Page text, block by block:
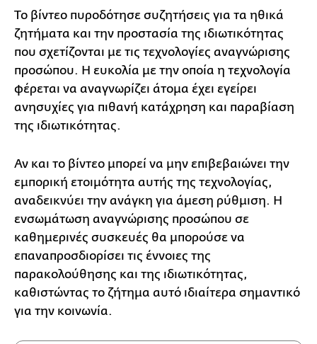
Το βίντεο πυροδότησε συζητήσεις για τα ηθικά
ζητήματα και την προστασία της ιδιωτικότητας
που σχετίζονται με τις τεχνολογίες αναγνώρισης
προσώπου. Η ευκολία με την οποία η τεχνολογία
φέρεται να αναγνωρίζει άτομα έχει εγείρει
ανησυχίες για πιθανή κατάχρηση και παραβίαση
της ιδιωτικότητας.
Αν και το βίντεο μπορεί να μην επιβεβαιώνει την
εμπορική ετοιμότητα αυτής της τεχνολογίας,
αναδεικνύει την ανάγκη για άμεση ρύθμιση. Η
ενσωμάτωση αναγνώρισης προσώπου σε
καθημερινές συσκευές θα μπορούσε να
επαναπροσδιορίσει τις έννοιες της
παρακολούθησης και της ιδιωτικότητας,
καθιστώντας το ζήτημα αυτό ιδιαίτερα σημαντικό
για την κοινωνία.